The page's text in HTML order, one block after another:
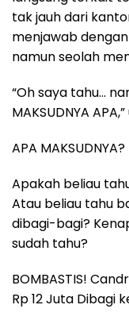
tak jauh dari
menjawab
namun seolah
“Oh saya tahu…
MAKSUDNYA
APA MAKSUDNYA?
Apakah beliau
Atau beliau tahu
dibagi-bagi?
sudah tahu?
BOMBASTIS!
Rp 12 Juta Dibagi